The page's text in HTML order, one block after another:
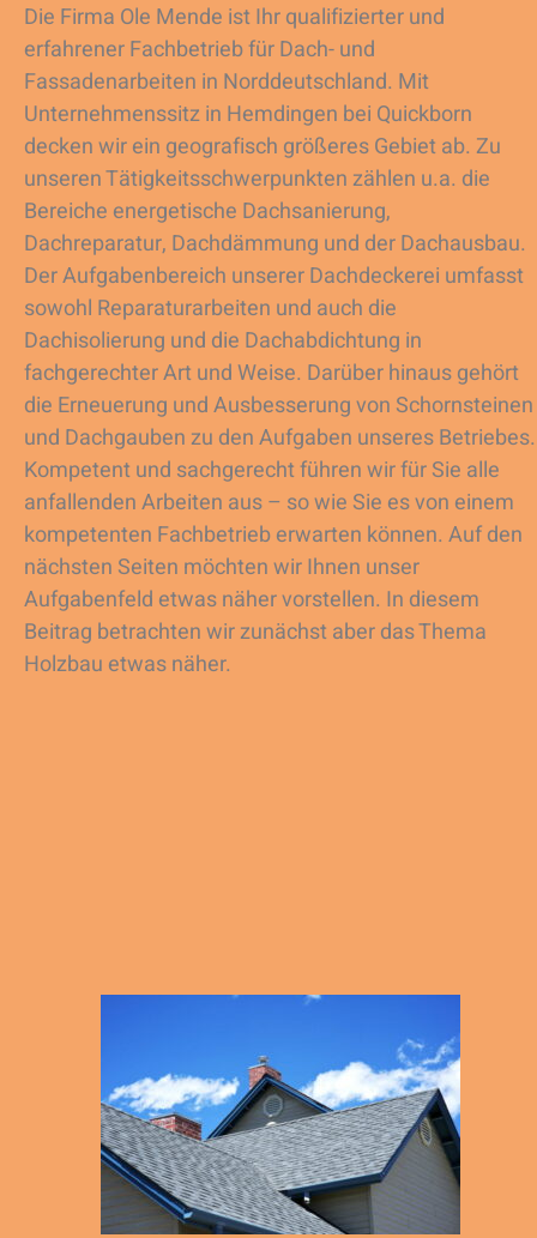
Die Firma Ole Mende ist Ihr qualifizierter und
erfahrener Fachbetrieb für Dach- und
Fassadenarbeiten in Norddeutschland. Mit
Unternehmenssitz in Hemdingen bei Quickborn
decken wir ein geografisch größeres Gebiet ab. Zu
unseren Tätigkeitsschwerpunkten zählen u.a. die
Bereiche energetische Dachsanierung,
Dachreparatur, Dachdämmung und der Dachausbau.
Der Aufgabenbereich unserer Dachdeckerei umfasst
sowohl Reparaturarbeiten und auch die
Dachisolierung und die Dachabdichtung in
fachgerechter Art und Weise. Darüber hinaus gehört
die Erneuerung und Ausbesserung von Schornsteinen
und Dachgauben zu den Aufgaben unseres Betriebes.
Kompetent und sachgerecht führen wir für Sie alle
anfallenden Arbeiten aus – so wie Sie es von einem
kompetenten Fachbetrieb erwarten können. Auf den
nächsten Seiten möchten wir Ihnen unser
Aufgabenfeld etwas näher vorstellen. In diesem
Beitrag betrachten wir zunächst aber das Thema
Holzbau etwas näher.